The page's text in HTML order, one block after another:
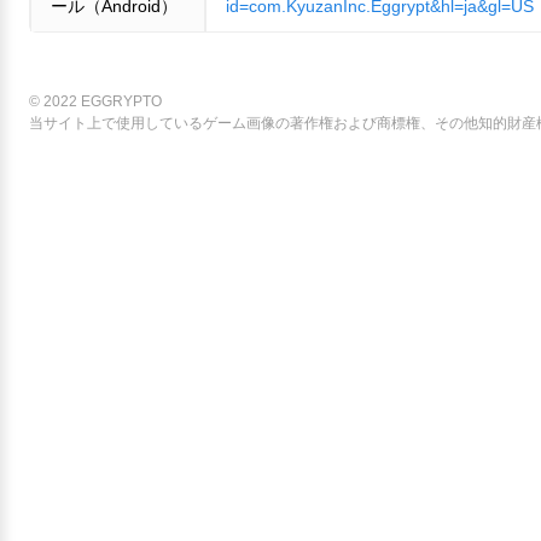
ール（Android） id=com.KyuzanInc.Eggrypt&hl=ja&gl=US
© 2022 EGGRYPTO
当サイト上で使用しているゲーム画像の著作権および商標権、その他知的財